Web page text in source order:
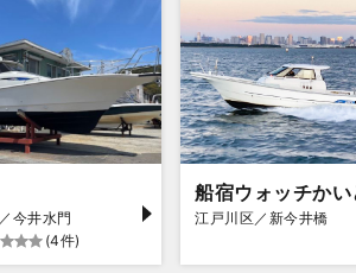
今井水門
(4件)
船宿ウォッチかい
江戸川区／新今井橋